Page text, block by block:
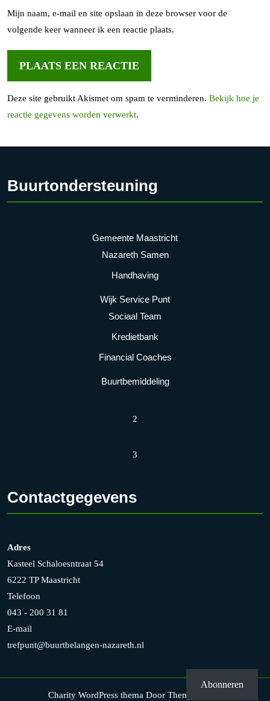
Mijn naam, e-mail en site opslaan in deze browser voor de
volgende keer wanneer ik een reactie plaats.
Deze site gebruikt Akismet om spam te verminderen. Bekijk hoe je
reactie gegevens worden verwerkt.
Buurtondersteuning
Gemeente Maastricht
Nazareth Samen
Handhaving
Wijk Service Punt
Sociaal Team
Kredietbank
Financial Coaches
Buurtbemiddeling
2
3
Contactgegevens
Adres
Kasteel Schaloesntraat 54
6222 TP Maastricht
Telefoon
043 - 200 31 81
E-mail
trefpunt@buurtbelangen-nazareth.nl
Charity WordPress thema Door Themesglance
Abonneren